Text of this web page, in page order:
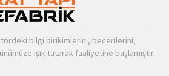
bilgi birikimlerini, becerilerini,
ışık tutarak faaliyetine başlamıştır.